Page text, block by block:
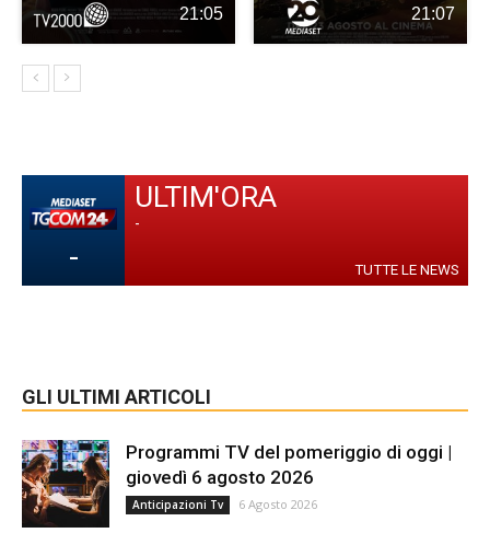
21:05 21:07
-
ULTIM'ORA
-
TUTTE LE NEWS
GLI ULTIMI ARTICOLI
Programmi TV del pomeriggio di oggi |
giovedì 6 agosto 2026
Anticipazioni Tv 6 Agosto 2026